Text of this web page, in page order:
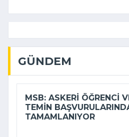
GÜNDEM
MSB: ASKERI ÖĞRENCI
TEMIN
TAMAMLANIYOR